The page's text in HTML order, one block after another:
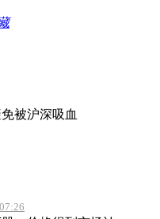
被沪深吸血